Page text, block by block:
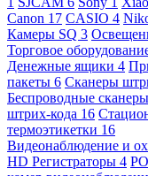
Canon 17 CASIO 4
Камеры SQ 3
Торговое
Денежные ящики 4
пакеты 6 Сканеры
Беспроводные
штрих-кода 16
термоэтикетки 16
Видеонаблюдение и
HD Регистраторы 4